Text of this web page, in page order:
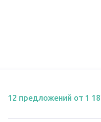
12 предложений от 1